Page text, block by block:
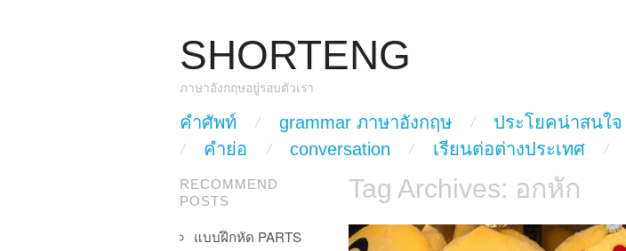
SHORTENG
ภาษาอังกฤษอยู่รอบตัวเรา
Main Menu
skip to content
คำศัพท์ grammar ภาษาอังกฤษ ประโยคน่าสนใจ
คำย่อ
conversation เรียนต่อต่างประเทศ
Tag Archives: อกหัก
RECOMMEND
POSTS
แบบฝึกหัด PARTS